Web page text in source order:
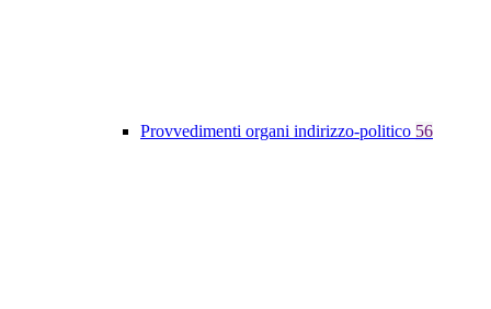
Provvedimenti organi indirizzo-politico 56